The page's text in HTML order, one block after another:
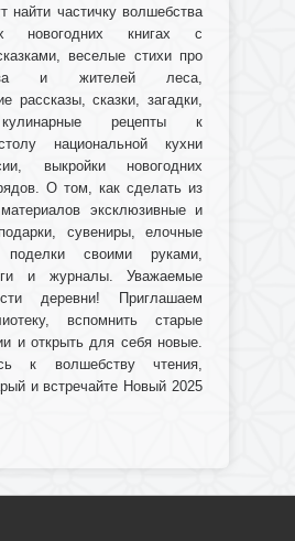
найти частичку волшебства
новогодних книгах с
веселые стихи про
и жителей леса,
рассказы, сказки, загадки,
рецепты к
национальной кухни
выкройки новогодних
О том, как сделать из
эксклюзивные и
сувениры, елочные
своими руками,
и журналы. Уважаемые
деревни! Приглашаем
вспомнить старые
и открыть для себя новые.
к волшебству чтения,
и встречайте Новый 2025